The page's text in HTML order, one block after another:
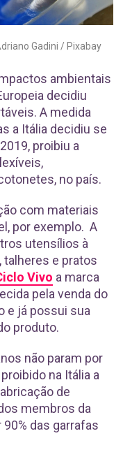
Gadini / Pixabay
ambientais
decidiu
A medida
a Itália decidiu se
proibiu a
no país.
com materiais
por exemplo. A
utensílios à
talheres e pratos
Vivo a marca
pela venda do
e já possui sua
produto.
não param por
na Itália a
de
membros da
das garrafas